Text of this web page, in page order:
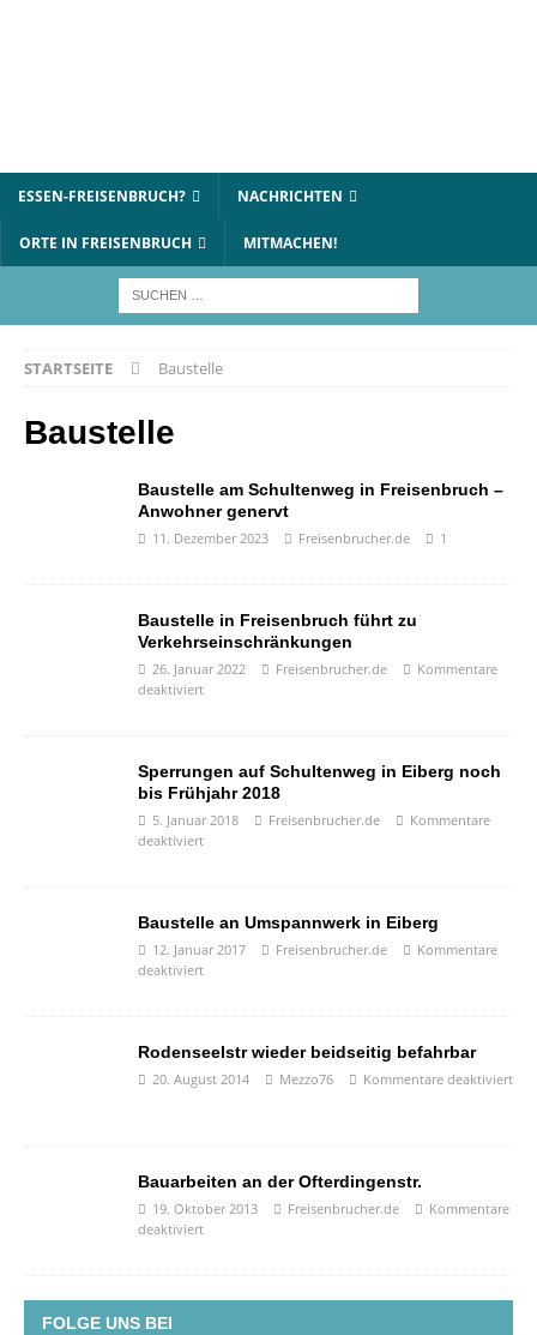
ESSEN-FREISENBRUCH? NACHRICHTEN
ORTE IN FREISENBRUCH MITMACHEN!
STARTSEITE Baustelle
Baustelle
Baustelle am Schultenweg in Freisenbruch –
Anwohner genervt
11. Dezember 2023 Freisenbrucher.de 1
Baustelle in Freisenbruch führt zu
Verkehrseinschränkungen
26. Januar 2022 Freisenbrucher.de
Kommentare
deaktiviert
Sperrungen auf Schultenweg in Eiberg noch
bis Frühjahr 2018
5. Januar 2018 Freisenbrucher.de
Kommentare
deaktiviert
Baustelle an Umspannwerk in Eiberg
12. Januar 2017 Freisenbrucher.de
Kommentare
deaktiviert
Rodenseelstr wieder beidseitig befahrbar
20. August 2014 Mezzo76 Kommentare deaktiviert
Bauarbeiten an der Ofterdingenstr.
19. Oktober 2013 Freisenbrucher.de
Kommentare
deaktiviert
FOLGE UNS BEI